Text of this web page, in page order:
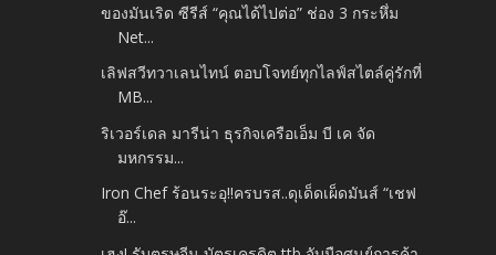
ของมันเริด ซีรีส์ “คุณได้ไปต่อ” ช่อง 3 กระหึ่ม
Net...
เลิฟสวีทวาเลนไทน์ ตอบโจทย์ทุกไลฟ์สไตล์คู่รักที่
MB...
ริเวอร์เดล มารีน่า ธุรกิจเครือเอ็ม บี เค จัด
มหกรรม...
Iron Chef ร้อนระอุ!!ครบรส..ดุเด็ดเผ็ดมันส์ “เชฟ
อ๊...